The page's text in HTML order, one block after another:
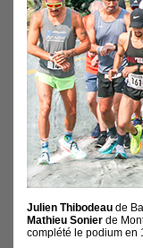
Julien Thibodeau de
Mathieu Sonier de
complété le podium en